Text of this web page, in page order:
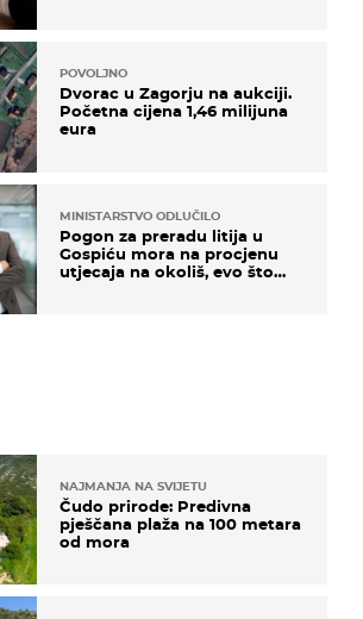
NAJMANJA NA SVIJETU
Čudo prirode: Predivna
pješčana plaža na 100 metara
od mora
POVOLJNO
Dvorac u Zagorju na aukciji.
Početna cijena 1,46 milijuna
eura
MINISTARSTVO ODLUČILO
Pogon za preradu litija u
Gospiću mora na procjenu
utjecaja na okoliš, evo što